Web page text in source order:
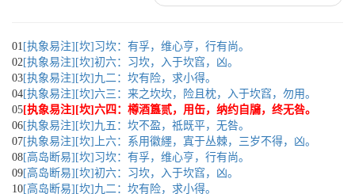
01 [执象易注][坎]习坎：有孚，维心亨，行有尚。
02[执象易注][坎]初六：习坎，入于坎窞，凶。
03[执象易注][坎]九二：坎有险，求小得。
04[执象易注][坎]六三：来之坎坎，险且枕，入于坎窞，勿用。
05[执象易注][坎]六四：樽酒簋贰，用缶，纳约自牖，终无咎。
06[执象易注][坎]九五：坎不盈，祗既平，无咎。
07[执象易注][坎]上六：系用徽纆，寘于丛棘，三岁不得，凶。
08[高岛断易][坎]习坎：有孚，维心亨，行有尚。
09[高岛断易][坎]初六：习坎，入于坎窞，凶。
10[高岛断易][坎]九二：坎有险，求小得。